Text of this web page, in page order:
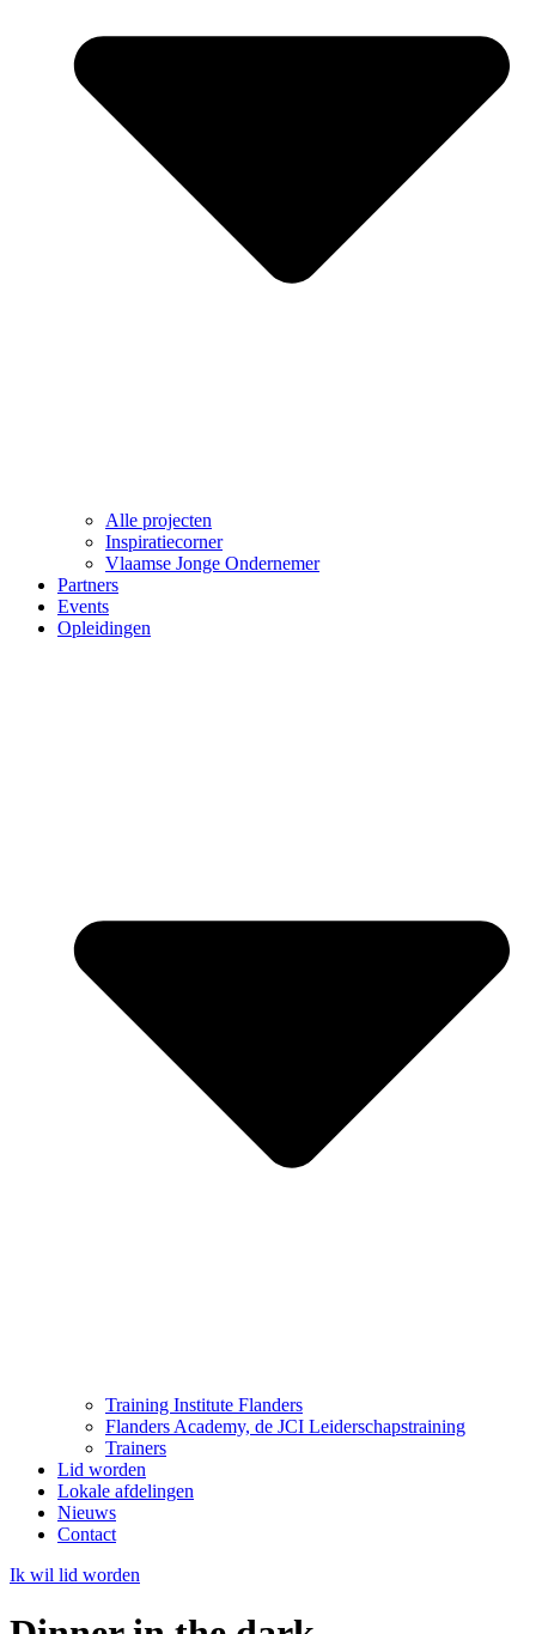
Alle projecten
Inspiratiecorner
Vlaamse Jonge Ondernemer
Partners
Events
Opleidingen
Training Institute Flanders
Flanders Academy, de JCI Leiderschapstraining
Trainers
Lid worden
Lokale afdelingen
Nieuws
Contact
Ik wil lid worden